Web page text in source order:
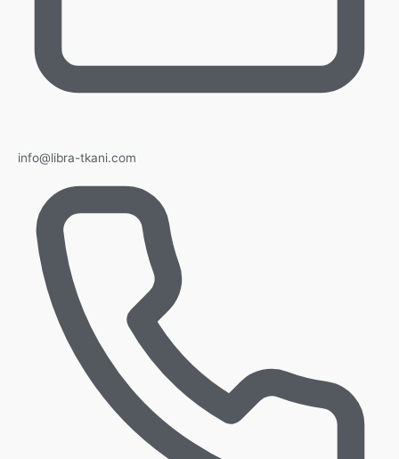
info@libra-tkani.com